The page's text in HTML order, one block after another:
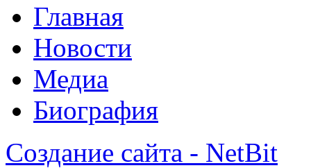
Главная
Новости
Медиа
Биография
Создание сайта - NetBit